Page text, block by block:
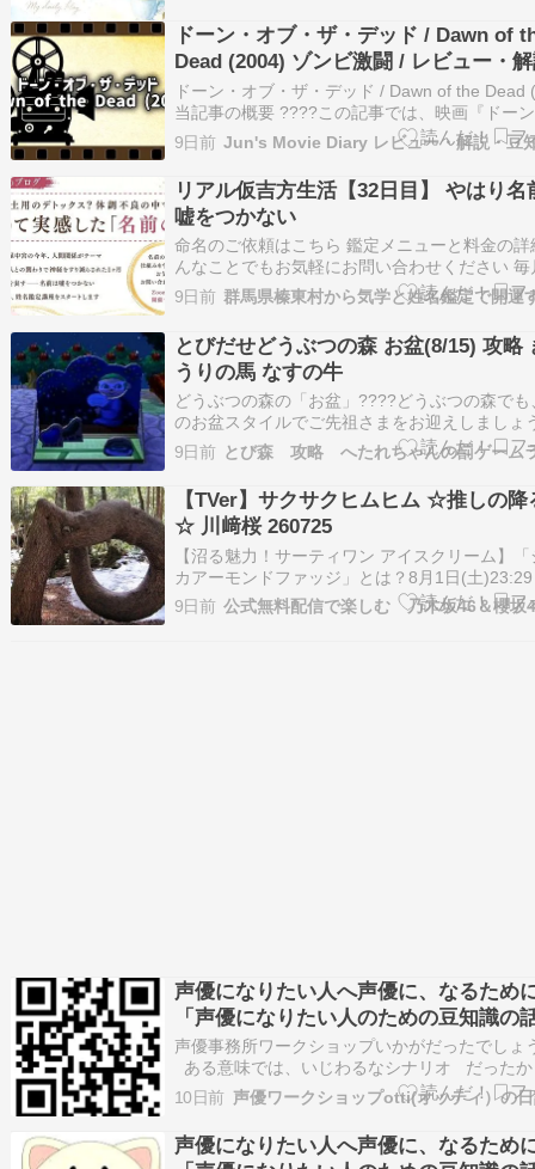
【ポチッ】とお願いします。 ✿・…
ドーン・オブ・ザ・デッド / Dawn of
Dead (2004) ゾンビ激闘 / レビュー・
映画情報
ドーン・オブ・ザ・デッド / Dawn of the Dead
当記事の概要 ????この記事では、映画『ドー
ブ・ザ・デッド / Dawn of the Dead (2004)』の
め度や映画レビュー、解説、ストーリー、概要
作品、映画賞、豆知識など…
9日前 Jun's Movie Diary レビュー・解説・豆
リアル仮吉方生活【32日目】 やはり名
嘘をつかない
命名のご依頼はこちら 鑑定メニューと料金の詳
んなことでもお気軽にお問い合わせください 毎
星ごとの運勢をお届けしています気学の豆知識
けします 年盤吉方を取りたい方はこちらから
ランキングに参加しています！ 記事が面白かっ
【ポチッ】とお願いします。 仮吉…
9日前
とびだせどうぶつの森 お盆(8/15) 攻略
うりの馬 なすの牛
どうぶつの森の「お盆」????どうぶつの森でも
のお盆スタイルでご先祖さまをお迎えしましょ
15日(15日が日曜の時は 翌日の16日に)9時-24
にしずちゃん登場 話しかけてアイテムをもらお
らえるアイテム(お供え物) きゅうりのうまなす
しのどちらかひ…
9日前 とび森 攻略 へたれちゃんの罰ゲーム
【TVer】サクサクヒムヒム ☆推しの降
☆ 川﨑桜 260725
【沼る魅力！サーティワン アイスクリーム】「
カアーモンドファッジ」とは？8月1日(土
予定乃木坂46・川﨑が1400種類以上のフレー
生秘話や、実はシェイクにできるなど、知られ
9日前
声優になりたい人へ声優に、なるため
「声優になりたい人のための豆知識の
1020」#2880
声優事務所ワークショップいかがだったでしょ
ある意味では、いじわるなシナリオ だったか
れませんが、 現実の仕事の中にはあのような
リオも存在します。 とにかく、うちのワーク
プは 現実の現場に近いことをやります。 そ
これから、現…
10日前 声優ワークショップotti(オッティ）の
声優になりたい人へ声優に、なるため